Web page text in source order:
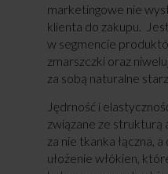
marketingowe nie
klienta do zakupu.
w segmencie
zmarszczki oraz
za sobą naturalne
Jędrność i
związane ze strukturą
za nie tkanka łączna,
ułożenie włókien,